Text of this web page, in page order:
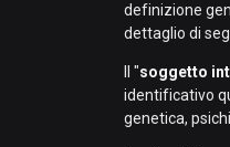
definizione
dettaglio di
Il "soggetto
identificativo
genetica,